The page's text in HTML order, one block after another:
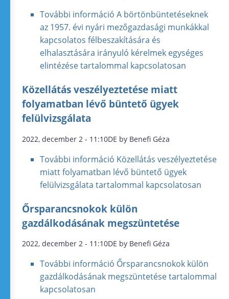
További információ A börtönbüntetéseknek
az 1957. évi nyári mezőgazdasági munkákkal
kapcsolatos félbeszakítására és
elhalasztására irányuló kérelmek egységes
elintézése tartalommal kapcsolatosan
Közellátás veszélyeztetése miatt
folyamatban lévő büntető ügyek
felülvizsgálata
2022, december 2 - 11:10DE by Benefi Géza
További információ Közellátás veszélyeztetése
miatt folyamatban lévő büntető ügyek
felülvizsgálata tartalommal kapcsolatosan
Őrsparancsnokok külön
gazdálkodásának megszüntetése
2022, december 2 - 11:10DE by Benefi Géza
További információ Őrsparancsnokok külön
gazdálkodásának megszüntetése tartalommal
kapcsolatosan